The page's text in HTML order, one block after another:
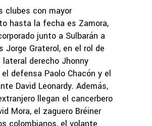
clubes con mayor
hasta la fecha es Zamora,
junto a Sulbarán a
Jorge Graterol, en el rol de
lateral derecho Jhonny
el defensa Paolo Chacón y el
David Leonardy. Además,
llegan el cancerbero
Mora, el zaguero Bréiner